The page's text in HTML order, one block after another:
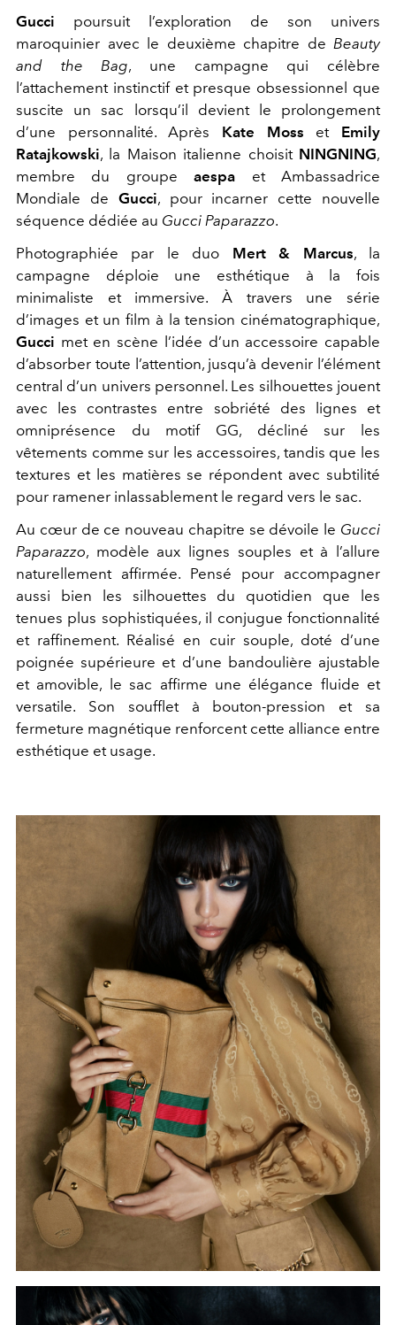
Gucci poursuit l’exploration de son univers
maroquinier avec le deuxième chapitre de Beauty
and the Bag, une campagne qui célèbre
l’attachement instinctif et presque obsessionnel que
suscite un sac lorsqu’il devient le prolongement
d’une personnalité. Après Kate Moss et Emily
Ratajkowski, la Maison italienne choisit NINGNING,
membre du groupeaespa et Ambassadrice
Mondiale de Gucci, pour incarner cette nouvelle
séquence dédiée au Gucci Paparazzo.
Photographiée par le duo Mert & Marcus, la
campagne déploie une esthétique à la fois
minimaliste et immersive. À travers une série
d’images et un film à la tension cinématographique,
Gucci met en scène l’idée d’un accessoire capable
d’absorber toute l’attention, jusqu’à devenir l’élément
central d’un univers personnel. Les silhouettes jouent
avec les contrastes entre sobriété des lignes et
omniprésence du motif GG, décliné sur les
vêtements comme sur les accessoires, tandis que les
textures et les matières se répondent avec subtilité
pour ramener inlassablement le regard vers le sac.
Au cœur de ce nouveau chapitre se dévoile le Gucci
Paparazzo, modèle aux lignes souples et à l’allure
naturellement affirmée. Pensé pour accompagner
aussi bien les silhouettes du quotidien que les
tenues plus sophistiquées, il conjugue fonctionnalité
et raffinement. Réalisé en cuir souple, doté d’une
poignée supérieure et d’une bandoulière ajustable
et amovible, le sac affirme une élégance fluide et
versatile. Son soufflet à bouton-pression et sa
fermeture magnétique renforcent cette alliance entre
esthétique et usage.